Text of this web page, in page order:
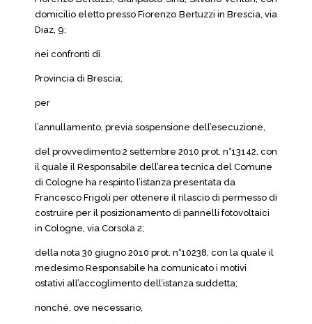
domicilio eletto presso Fiorenzo Bertuzzi in Brescia, via
Diaz, 9;
nei confronti di
Provincia di Brescia;
per
l’annullamento, previa sospensione dell’esecuzione,
del provvedimento 2 settembre 2010 prot. n°13142, con
il quale il Responsabile dell’area tecnica del Comune
di Cologne ha respinto l’istanza presentata da
Francesco Frigoli per ottenere il rilascio di permesso di
costruire per il posizionamento di pannelli fotovoltaici
in Cologne, via Corsola 2;
della nota 30 giugno 2010 prot. n°10238, con la quale il
medesimo Responsabile ha comunicato i motivi
ostativi all’accoglimento dell’istanza suddetta;
nonché, ove necessario,